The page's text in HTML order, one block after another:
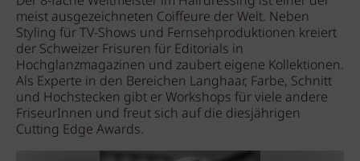
meist ausgezeichneten Coiffeure der Welt. Neben
Styling für TV-Shows und Fernsehproduktionen kreiert
der Schweizer Frisuren für Editorials in
Hochglanzmagazinen und zaubert eigene Kollektionen.
Als Experte in den Bereichen Langhaar, Farbe, Schnitt
und Hochstecken gibt er Workshops für viele andere
FriseurInnen und freut sich auf die diesjährigen
Cutting Edge Awards.